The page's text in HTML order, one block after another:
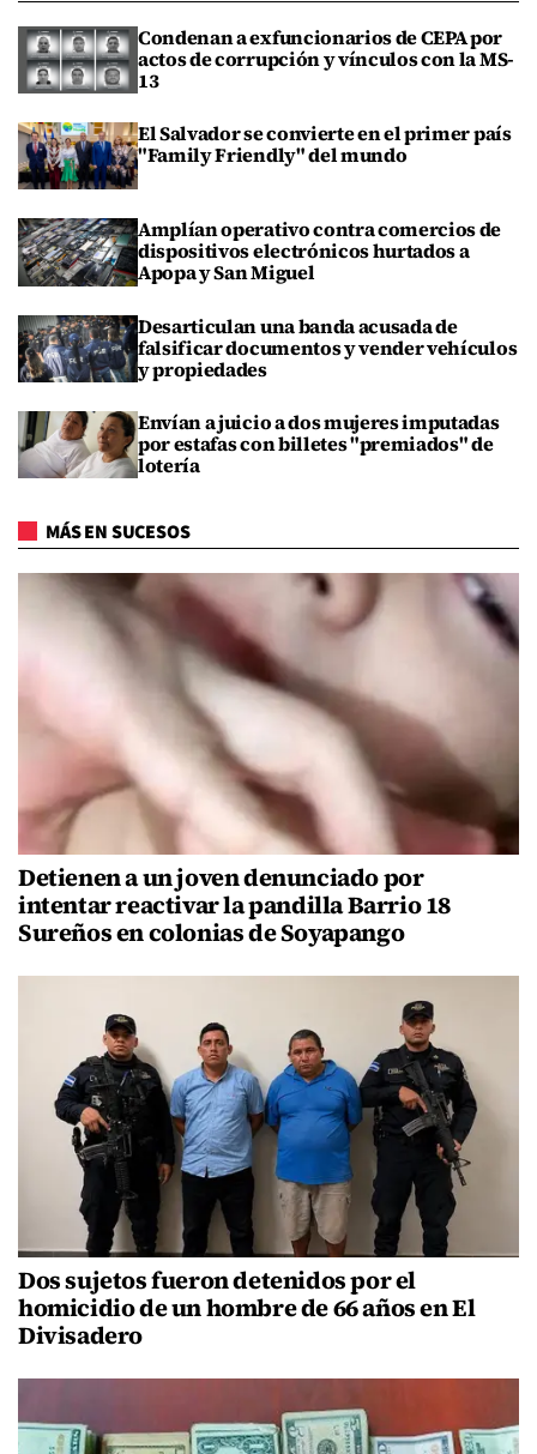
Condenan a exfuncionarios de CEPA por
actos de corrupción y vínculos con la MS-
13
El Salvador se convierte en el primer país
"Family Friendly" del mundo
Amplían operativo contra comercios de
dispositivos electrónicos hurtados a
Apopa y San Miguel
Desarticulan una banda acusada de
falsificar documentos y vender vehículos
y propiedades
Envían a juicio a dos mujeres imputadas
por estafas con billetes "premiados" de
lotería
MÁS EN SUCESOS
Detienen a un joven denunciado por
intentar reactivar la pandilla Barrio 18
Sureños en colonias de Soyapango
Dos sujetos fueron detenidos por el
homicidio de un hombre de 66 años en El
Divisadero